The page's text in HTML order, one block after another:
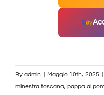
By admin Maggio 10th, 2025
minestra toscana, pappa al